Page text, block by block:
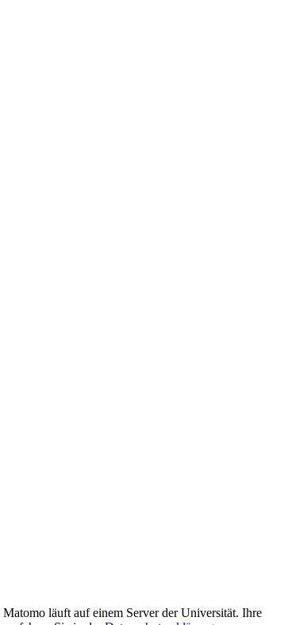
läuft auf einem Server der Universität. Ihre